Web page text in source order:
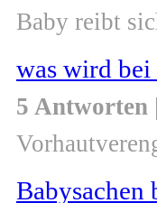
Baby reibt
was wird bei
5 Antworten
Babysachen